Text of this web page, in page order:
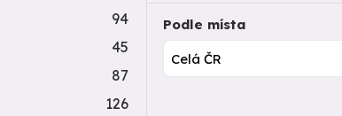
Podle místa
94
45
87
126